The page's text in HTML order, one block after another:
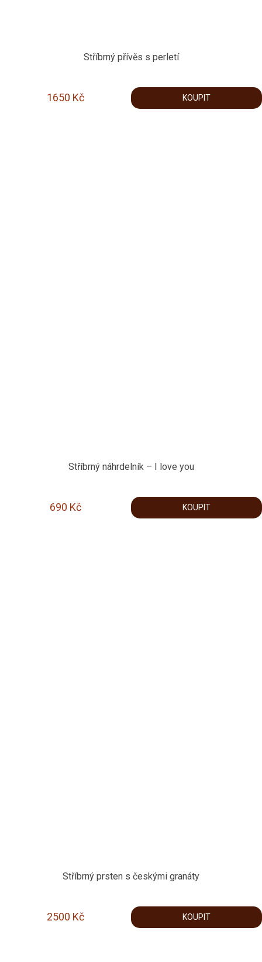
Stříbrný přívěs s perletí
1650 Kč KOUPIT
Stříbrný náhrdelník – I love you
690 Kč KOUPIT
Stříbrný prsten s českými granáty
2500 Kč KOUPIT